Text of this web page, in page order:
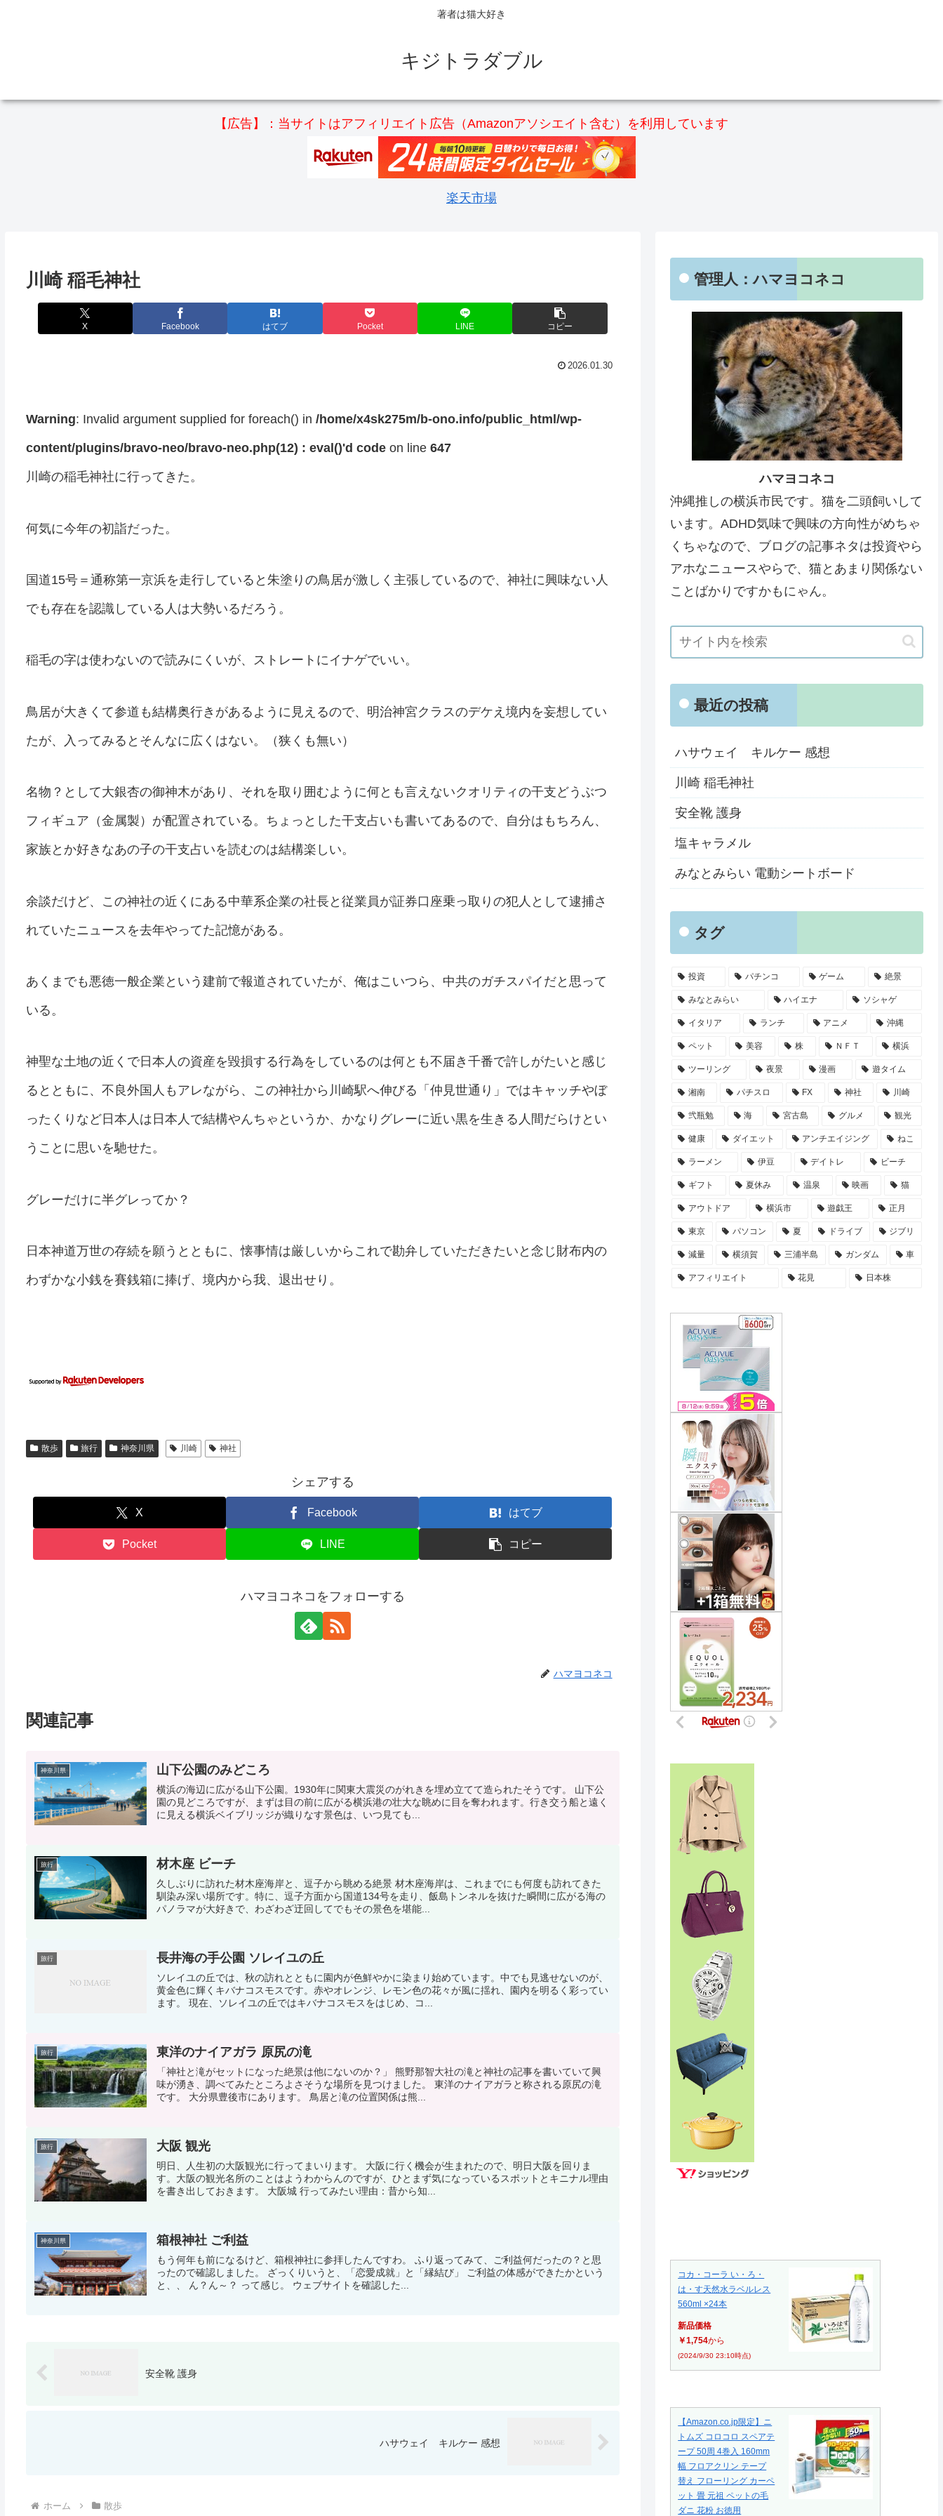
著者は猫大好き
キジトラダブル
【広告】：当サイトはアフィリエイト広告（Amazonアソシエイト含む）を利用しています
楽天市場
川崎 稲毛神社
X Facebook はてブ Pocket LINE コピー
2026.01.30
Warning: Invalid argument supplied for foreach() in /home/x4sk275m/b-ono.info/public_html/wp-
content/plugins/bravo-neo/bravo-neo.php(12) : eval()'d codeon line 647
川崎の稲毛神社に行ってきた。
何気に今年の初詣だった。
国道15号＝通称第一京浜を走行していると朱塗りの鳥居が激しく主張しているので、神社に興味ない人
でも存在を認識している人は大勢いるだろう。
稲毛の字は使わないので読みにくいが、ストレートにイナゲでいい。
鳥居が大きくて参道も結構奥行きがあるように見えるので、明治神宮クラスのデケえ境内を妄想してい
たが、入ってみるとそんなに広くはない。（狭くも無い）
名物？として大銀杏の御神木があり、それを取り囲むように何とも言えないクオリティの干支どうぶつ
フィギュア（金属製）が配置されている。ちょっとした干支占いも書いてあるので、自分はもちろん、
家族とか好きなあの子の干支占いを読むのは結構楽しい。
余談だけど、この神社の近くにある中華系企業の社長と従業員が証券口座乗っ取りの犯人として逮捕さ
れていたニュースを去年やってた記憶がある。
あくまでも悪徳一般企業という建前で報道されていたが、俺はこいつら、中共のガチスパイだと思って
いる。
神聖な土地の近くで日本人の資産を毀損する行為をしているのは何とも不届き千番で許しがたいと感じ
るとともに、不良外国人もアレながら、この神社から川崎駅へ伸びる「仲見世通り」ではキャッチやぼ
ったくりなど日本人は日本人で結構やんちゃというか、かなりグレーに近い黒を生きる人間だらけとい
うことに思いを馳せた。
グレーだけに半グレってか？
日本神道万世の存続を願うとともに、懐事情は厳しいからこれで勘弁していただきたいと念じ財布内の
わずかな小銭を賽銭箱に捧げ、境内から我、退出せり。
散歩 旅行 神奈川県 川崎 神社
シェアする
X Facebook はてブ
Pocket LINE コピー
ハマヨコネコをフォローする
ハマヨコネコ
関連記事
神奈川県 山下公園のみどころ
横浜の海辺に広がる山下公園。1930年に関東大震災のがれきを埋め立てて造られたそうです。 山下公
園の見どころですが、まずは目の前に広がる横浜港の壮大な眺めに目を奪われます。行き交う船と遠く
に見える横浜ベイブリッジが織りなす景色は、いつ見ても...
旅行 材木座 ビーチ
久しぶりに訪れた材木座海岸と、逗子から眺める絶景 材木座海岸は、これまでにも何度も訪れてきた
馴染み深い場所です。特に、逗子方面から国道134号を走り、飯島トンネルを抜けた瞬間に広がる海の
パノラマが大好きで、わざわざ迂回してでもその景色を堪能...
旅行 長井海の手公園 ソレイユの丘
ソレイユの丘では、秋の訪れとともに園内が色鮮やかに染まり始めています。中でも見逃せないのが、
黄金色に輝くキバナコスモスです。赤やオレンジ、レモン色の花々が風に揺れ、園内を明るく彩ってい
ます。 現在、ソレイユの丘ではキバナコスモスをはじめ、コ...
旅行 東洋のナイアガラ 原尻の滝
「神社と滝がセットになった絶景は他にないのか？」 熊野那智大社の滝と神社の記事を書いていて興
味が湧き、調べてみたところよさそうな場所を見つけました。 東洋のナイアガラと称される原尻の滝
です。 大分県豊後市にあります。 鳥居と滝の位置関係は熊...
旅行 大阪 観光
明日、人生初の大阪観光に行ってまいります。 大阪に行く機会が生まれたので、明日大阪を回りま
す。大阪の観光名所のことはようわからんのですが、ひとまず気になっているスポットとキニナル理由
を書き出しておきます。 大阪城 行ってみたい理由：昔から知...
神奈川県 箱根神社 ご利益
もう何年も前になるけど、箱根神社に参拝したんですわ。 ふり返ってみて、ご利益何だったの？と思
ったので確認しました。 ざっくりいうと、「恋愛成就」と「縁結び」 ご利益の体感ができたかという
と、、 ん？ん～？ って感じ。 ウェブサイトを確認した...
安全靴 護身
ハサウェイ キルケー 感想
ホーム 散歩
管理人：ハマヨコネコ
ハマヨコネコ
沖縄推しの横浜市民です。猫を二頭飼いして
います。ADHD気味で興味の方向性がめちゃ
くちゃなので、ブログの記事ネタは投資やら
アホなニュースやらで、猫とあまり関係ない
ことばかりですかもにゃん。
最近の投稿
ハサウェイ キルケー 感想
川崎 稲毛神社
安全靴 護身
塩キャラメル
みなとみらい 電動シートボード
タグ
投資 パチンコ ゲーム 絶景
みなとみらい ハイエナ ソシャゲ
イタリア ランチ アニメ 沖縄
ペット 美容 株 ＮＦＴ 横浜
ツーリング 夜景 漫画 遊タイム
湘南 パチスロ FX 神社 川崎
弐瓶勉 海 宮古島 グルメ 観光
健康 ダイエット アンチエイジング ねこ
ラーメン 伊豆 デイトレ ビーチ
ギフト 夏休み 温泉 映画 猫
アウトドア 横浜市 遊戯王 正月
東京 パソコン 夏 ドライブ ジブリ
減量 横須賀 三浦半島 ガンダム 車
アフィリエイト 花見 日本株
コカ・コーラ い・ろ・
は・す天然水ラベルレス
560ml ×24本
新品価格
￥1,754から
(2024/9/30 23:10時点)
【Amazon.co.jp限定】ニ
トムズ コロコロ スペアテ
ープ 50周 4巻入 160mm
幅 フロアクリン テープ
替え フローリング カーペ
ット 畳 元祖 ペットの毛
ダニ 花粉 お徳用